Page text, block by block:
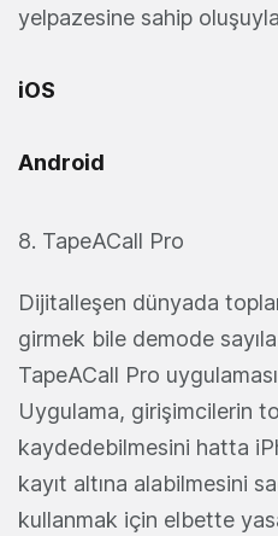
yelpazesine sahip
iOS
Android
8. TapeACall Pro
Dijitalleşen dünyada
girmek bile demode
TapeACall Pro
Uygulama, girişimcilerin
kaydedebilmesini hatta
kayıt altına alabilmesini
kullanmak için elbette